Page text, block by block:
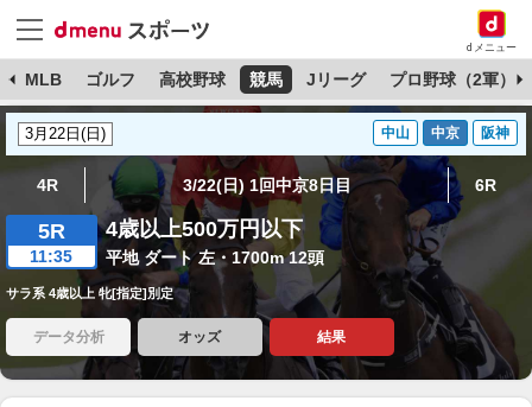
dメニュー
MLB ゴルフ 高校野球 競馬 Jリーグ プロ野球（2軍）
中山 中京 阪神
4R 3/22(日) 1回中京8日目 6R
5R
11:35
4歳以上500万円以下
平地 ダート 左・1700m 12頭
サラ系 4歳以上 牝[指定]別定
データ分析 オッズ 結果